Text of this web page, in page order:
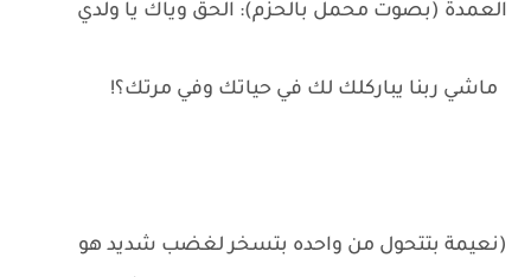
العمدة (بصوت محمل بالحزم): الحق وياك يا ولدي
ماشي ربنا يباركلك لك في حياتك وفي مرتك؟!
(نعيمة بتتحول من واحده بتسخر لغضب شديد هو